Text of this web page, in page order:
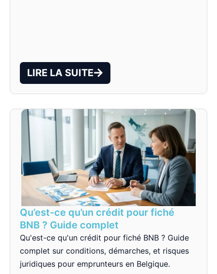
LIRE LA SUITE
Qu’est-ce qu’un crédit pour fiché
BNB ? Guide complet
Qu'est-ce qu'un crédit pour fiché BNB ? Guide
complet sur conditions, démarches, et risques
juridiques pour emprunteurs en Belgique.